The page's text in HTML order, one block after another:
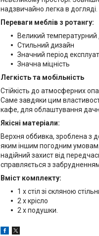
надзвичайно легка в догляді.
Переваги меблів з ротангу:
Великий температурний
Стильний дизайн
Значний період
Значна міцність
Легкість та мобільність
Стійкість до атмосферних
Саме завдяки цим
кафе, для облаштування
Якісні матеріали:
Верхня оббивка, зроблена з
яким іншим погодним умовам.
надійний захист від
справляється з
Вміст комплекту:
1 х стіл зі скляною
2 х крісло
2 х подушки.